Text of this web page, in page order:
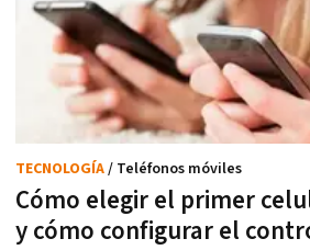
Cómo elegir el primer
y cómo configurar el
TECNOLOGÍA/ Teléfonos móviles